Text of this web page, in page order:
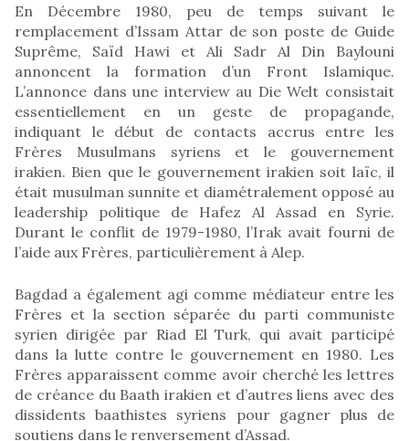
En Décembre 1980, peu de temps suivant le
remplacement d’Issam Attar de son poste de Guide
Suprême, Saïd Hawi et Ali Sadr Al Din Baylouni
annoncent la formation d’un Front Islamique.
L’annonce dans une interview au Die Welt consistait
essentiellement en un geste de propagande,
indiquant le début de contacts accrus entre les
Frères Musulmans syriens et le gouvernement
irakien. Bien que le gouvernement irakien soit laïc, il
était musulman sunnite et diamétralement opposé au
leadership politique de Hafez Al Assad en Syrie.
Durant le conflit de 1979-1980, l’Irak avait fourni de
l’aide aux Frères, particulièrement à Alep.
Bagdad a également agi comme médiateur entre les
Frères et la section séparée du parti communiste
syrien dirigée par Riad El Turk, qui avait participé
dans la lutte contre le gouvernement en 1980. Les
Frères apparaissent comme avoir cherché les lettres
de créance du Baath irakien et d’autres liens avec des
dissidents baathistes syriens pour gagner plus de
soutiens dans le renversement d’Assad.